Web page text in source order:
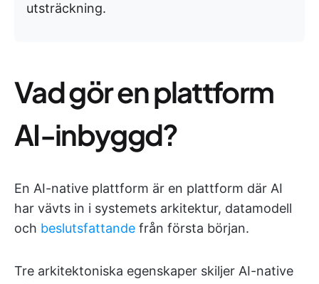
utsträckning.
Vad gör en plattform
AI-inbyggd?
En AI-native plattform är en plattform där AI
har vävts in i systemets arkitektur, datamodell
och beslutsfattande från första början.
Tre arkitektoniska egenskaper skiljer AI-native